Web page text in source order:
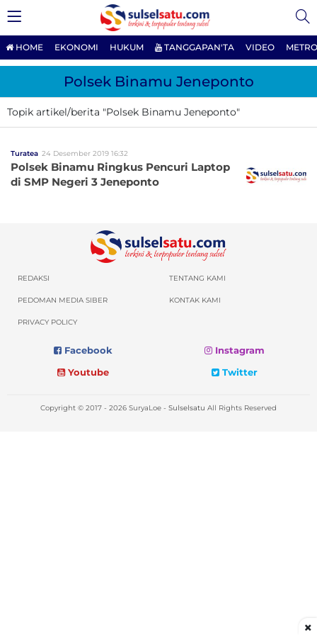
HOME EKONOMI HUKUM TANGGAPAN'TA VIDEO
Polsek Binamu Jeneponto
Topik artikel/berita "Polsek Binamu Jeneponto"
Turatea 24 Desember 2019 16:32
Polsek Binamu Ringkus Pencuri Laptop
di SMP Negeri 3 Jeneponto
REDAKSI TENTANG KAMI
PEDOMAN MEDIA SIBER KONTAK KAMI
PRIVACY POLICY
Facebook
Instagram
Youtube
Twitter
Copyright © 2017 - 2026 SuryaLoe - Sulselsatu All Rights Reserved
×